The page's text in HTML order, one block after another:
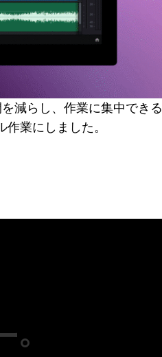
減らし、作業に集中できる
業にしました。